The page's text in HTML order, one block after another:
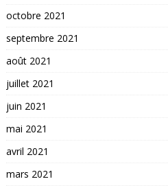
octobre 2021
septembre 2021
août 2021
juillet 2021
juin 2021
mai 2021
avril 2021
mars 2021